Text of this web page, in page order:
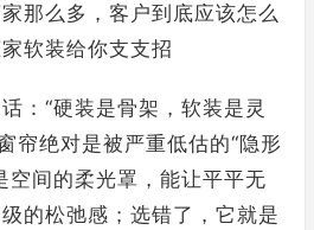
那么多，客户到底应该怎么
软装给你支支招
：“硬装是骨架，软装是灵
帘绝对是被严重低估的“隐形
空间的柔光罩，能让平平无
的松弛感；选错了，它就是